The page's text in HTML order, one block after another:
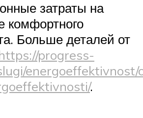
затраты на
комфортного
Больше деталей от
progress-
energoeffektivnost/
.